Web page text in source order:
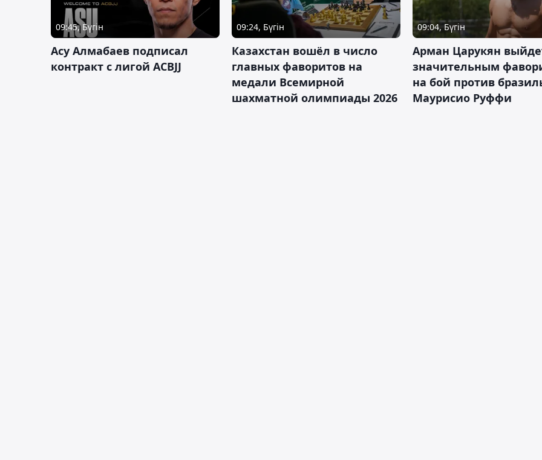
09:45, Бүгін
Асу Алмабаев подписал
контракт с лигой ACBJJ
09:24, Бүгін
Казахстан вошёл в число
главных фаворитов на
медали Всемирной
шахматной олимпиады 2026
09:04, Бүгін
Арман Царукян
значительным
на бой против
Маурисио Руффи